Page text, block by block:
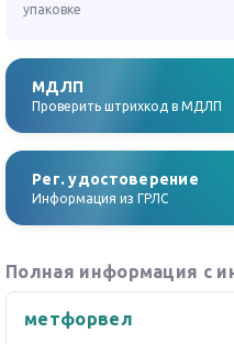
упаковке
МДЛП
Проверить штрихкод в МДЛП
Рег. удостоверение
Информация из ГРЛС
Полная информация с
метфорвел